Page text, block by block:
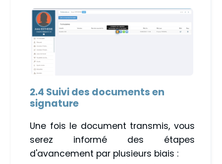
2.4 Suivi des documents en
signature
Une fois le document transmis, vous
serez informé des étapes
d'avancement par plusieurs biais :